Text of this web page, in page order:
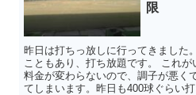
限
昨日は打ちっ放しに行ってきました
こともあり、打ち放題です。 これ
料金が変わらないので、調子が悪く
てしまいます。昨日も400球ぐらい